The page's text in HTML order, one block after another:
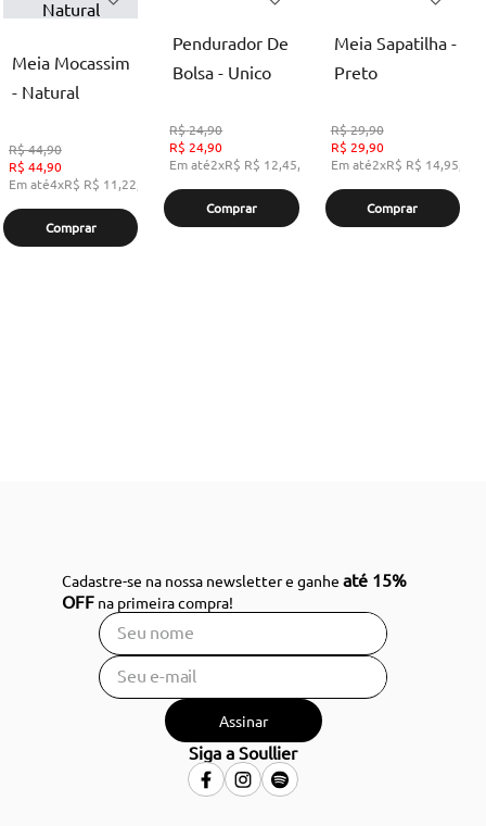
Meia Mocassim
- Natural
R$44,90
R$ 44,90
Em até4xR$ R$ 11,22
Comprar
Pendurador De
Bolsa - Unico
R$24,90
R$ 24,90
Em até2xR$ R$ 12,45, sem juros
Comprar
Meia Sapatilha -
Preto
R$29,90
R$ 29,90
Em até2xR$ R$ 14,95
Comprar
Cadastre-se na nossa newsletter e ganheaté 15%
OFF na primeira compra!
Assinar
Siga a Soullier